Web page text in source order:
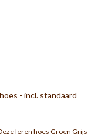
- incl. standaard
leren hoes Groen Grijs